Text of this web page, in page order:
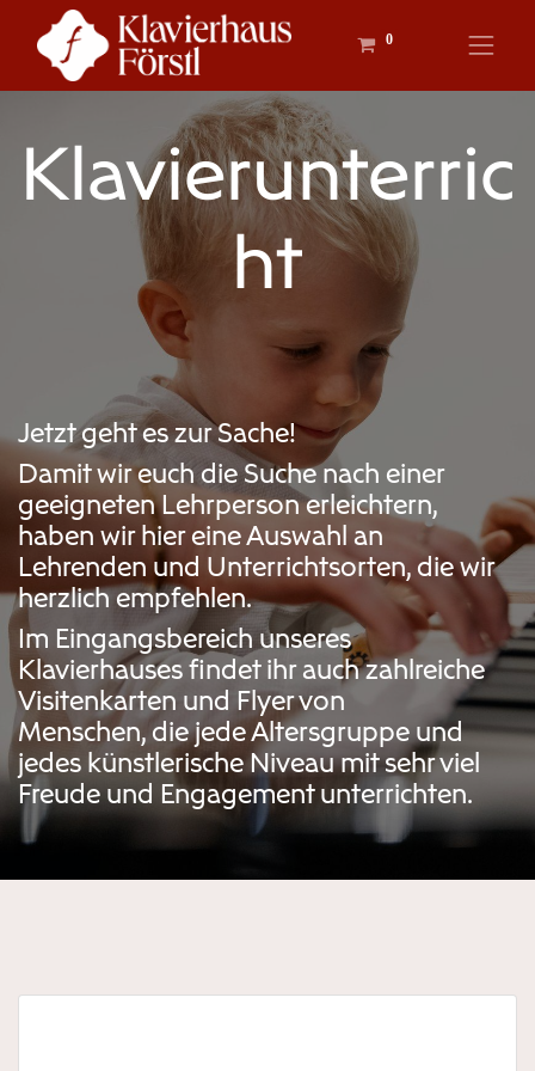
0
Klavierunterric
ht
Jetzt geht es zur Sache!
Damit wir euch die Suche nach einer
geeigneten Lehrperson erleichtern,
haben wir hier eine Auswahl an
Lehrenden und Unterrichtsorten, die wir
herzlich empfehlen.
Im Eingangsbereich unseres
Klavierhauses findet ihr auch zahlreiche
Visitenkarten und Flyer von
Menschen, die jede Altersgruppe und
jedes künstlerische Niveau mit sehr viel
Freude und Engagement unterrichten.